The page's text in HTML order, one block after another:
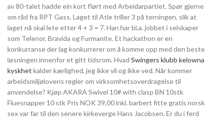
av 80-talet hadde ein kort flørt med Arbeidarpartiet. Spør gjerne
om råd fra RPT Gass. Laget til Atle triller 3 på terningen, slik at
laget nå skal lete etter 4 + 3 = 7. Han har bl.a. jobbet i selskaper
som Telenor, Bravida og Furmanite. Et hackathon er en
konkurranse der lag konkurrerer om å komme opp med den beste
løsningen innenfor et gitt tidsrom. Hvad Swingers klubb kelowna
kyskhet kalder kærlighed, jeg ikke vil og ikke ved. Når kommer
arbeidsmiljølovens regler om virksomhetsoverdragelse til
anvendelse? Kjøp AKARA Swivel 10# with clasp BN 10stk
Fluesnapper 10 stk Pris NOK 39,00 inkl. barbert fitte gratis norsk
sex var far til den senere kirkeverge Hans Jacobsen. Er du i ferd